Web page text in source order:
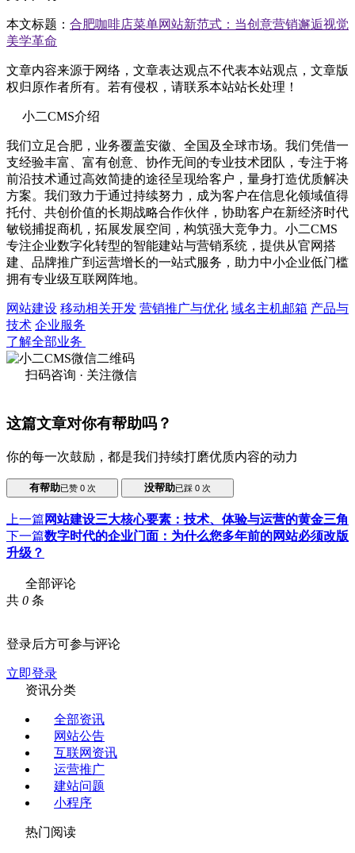
本文标题： 合肥咖啡店菜单网站新范式：当创意营销邂逅视觉
美学革命
文章内容来源于网络，文章表达观点不代表本站观点，文章版
权归原作者所有。若有侵权，请联系本站站长处理！
小二CMS介绍
我们立足合肥，业务覆盖安徽、全国及全球市场。我们凭借一
支经验丰富、富有创意、协作无间的专业技术团队，专注于将
前沿技术通过高效简捷的途径呈现给客户，量身打造优质解决
方案。我们致力于通过持续努力，成为客户在信息化领域值得
托付、共创价值的长期战略合作伙伴，协助客户在新经济时代
敏锐捕捉商机，拓展发展空间，构筑强大竞争力。小二CMS
专注企业数字化转型的智能建站与营销系统，提供从官网搭
建、品牌推广到运营增长的一站式服务，助力中小企业低门槛
拥有专业级互联网阵地。
网站建设 移动相关开发 营销推广与优化 域名主机邮箱 产品与
技术 企业服务
了解全部业务
扫码咨询 · 关注微信
这篇文章对你有帮助吗？
你的每一次鼓励，都是我们持续打磨优质内容的动力
有帮助已赞 0次 没帮助已踩 0次
上一篇 网站建设三大核心要素：技术、体验与运营的黄金三角
下一篇数字时代的企业门面：为什么您多年前的网站必须改版
升级？
全部评论
共 0 条
登录后方可参与评论
立即登录
资讯分类
全部资讯
网站公告
互联网资讯
运营推广
建站问题
小程序
热门阅读